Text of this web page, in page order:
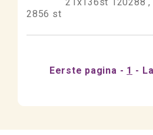
2856 st
Eerste pagina 1